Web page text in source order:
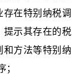
在特别纳税调
提示其存在的税
和方法等特别纳
；